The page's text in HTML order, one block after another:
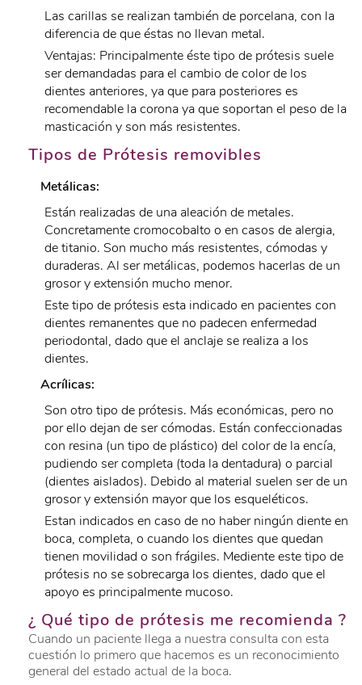
Las carillas se realizan también de porcelana, con la
diferencia de que éstas no llevan metal.
Ventajas: Principalmente éste tipo de prótesis suele
ser demandadas para el cambio de color de los
dientes anteriores, ya que para posteriores es
recomendable la corona ya que soportan el peso de la
masticación y son más resistentes.
Tipos de Prótesis removibles
Metálicas:
Están realizadas de una aleación de metales.
Concretamente cromocobalto o en casos de alergia,
de titanio. Son mucho más resistentes, cómodas y
duraderas. Al ser metálicas, podemos hacerlas de un
grosor y extensión mucho menor.
Este tipo de prótesis esta indicado en pacientes con
dientes remanentes que no padecen enfermedad
periodontal, dado que el anclaje se realiza a los
dientes.
Acrílicas:
Son otro tipo de prótesis. Más económicas, pero no
por ello dejan de ser cómodas. Están confeccionadas
con resina (un tipo de plástico) del color de la encía,
pudiendo ser completa (toda la dentadura) o parcial
(dientes aislados). Debido al material suelen ser de un
grosor y extensión mayor que los esqueléticos.
Estan indicados en caso de no haber ningún diente en
boca, completa, o cuando los dientes que quedan
tienen movilidad o son frágiles. Mediente este tipo de
prótesis no se sobrecarga los dientes, dado que el
apoyo es principalmente mucoso.
¿ Qué tipo de prótesis me recomienda ?
Cuando un paciente llega a nuestra consulta con esta
cuestión lo primero que hacemos es un reconocimiento
general del estado actual de la boca.